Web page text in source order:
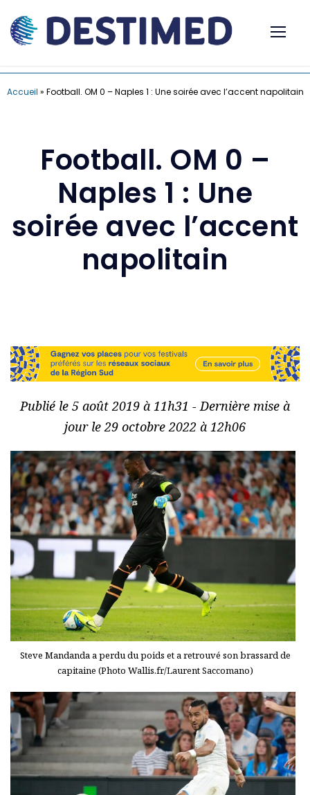
Accueil » Football. OM 0 – Naples 1 : Une soirée avec l’accent napolitain
Football. OM 0 –
Naples 1 : Une
soirée avec l’accent
napolitain
Publié le 5 août 2019 à 11h31 - Dernière mise à
jour le 29 octobre 2022 à 12h06
Steve Mandanda a perdu du poids et a retrouvé son brassard de
capitaine (Photo Wallis.fr/Laurent Saccomano)